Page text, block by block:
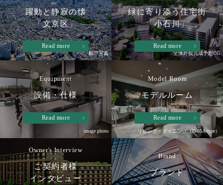
航空写真
躍動と静寂の懐
「文京区」
Read more
全体外観完成予想CG
緑に寄り添う住宅街
「小石川」
Read more
image photo
Equipment
設備・仕様
Read more
リビング・ダイニング（D-85A type）
Model Room
モデルルーム
Read more
Owner's Interview
ご契約者様
インタビュー
Brand
ブランド